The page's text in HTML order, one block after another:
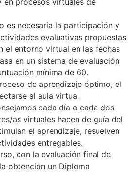
es necesaria la participación y
evaluativas propuestas
el entorno virtual en las fechas
en un sistema de evaluación
mínima de 60.
de aprendizaje óptimo, el
al aula virtual
cada día o cada dos
as virtuales hacen de guía del
el aprendizaje, resuelven
entregables.
con la evaluación final de
obtención un Diploma